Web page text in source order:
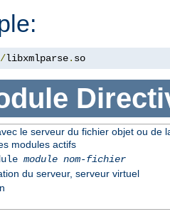
/libxmlparse. so
le serveur du fichier objet ou de
modules actifs
module nom-fichier
du serveur, serveur virtuel